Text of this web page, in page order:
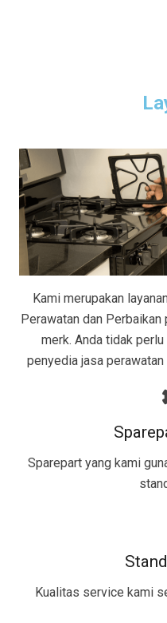
Kami merupakan
Perawatan dan
merk. Anda tidak
penyedia jasa
Sparepart yang kami
Kualitas service kami